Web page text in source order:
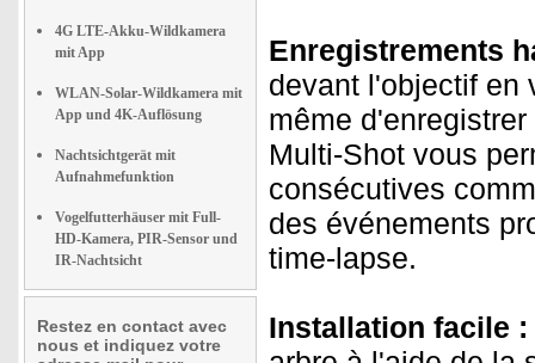
4G LTE-Akku-Wildkamera
mit App
WLAN-Solar-Wildkamera mit
App und 4K-Auflösung
Nachtsichtgerät mit
Aufnahmefunktion
Vogelfutterhäuser mit Full-
HD-Kamera, PIR-Sensor und
IR-Nachtsicht
Restez en contact avec
nous et indiquez votre
Enregistrements
devant l'objectif en
même
Multi-Shot vous
consécutives
des événements
time-lapse.
Installation facile :